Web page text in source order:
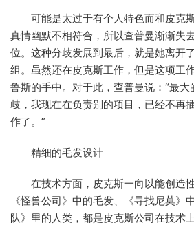
可能是太过于有个人特色而和皮克
真情幽默不相符合，所以查普曼渐渐失
位。这种分歧发展到最后，就是她离开
组。虽然还在皮克斯工作，但是这项工
鲁斯的手中。对于此，查普曼说：“最
歧，我现在在负责别的项目，已经不再
作了。”
精细的毛发设计
在技术方面，皮克斯一向以能创造性
《怪兽公司》中的毛发、《寻找尼莫》
队》里的人类，都是皮克斯公司在技术